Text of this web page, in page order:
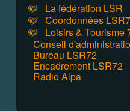
La fédération LSR
Coordonnées
Loisirs & Tourisme
Conseil
Bureau LSR72
Encadrement LSR72
Radio Alpa